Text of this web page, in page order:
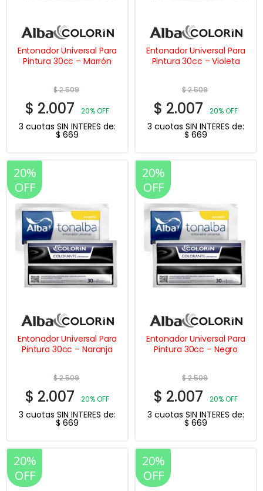
Entonador Universal Para
Pintura 30cc – Marrón
$2.509
$ 2.007 20% OFF
3 cuotas SIN INTERES de:
$ 669
Entonador Universal Para
Pintura 30cc – Violeta
$2.509
$ 2.007 20% OFF
3 cuotas SIN INTERES de:
$ 669
20%
OFF
Entonador Universal Para
Pintura 30cc – Naranja
$2.509
$ 2.007 20% OFF
3 cuotas SIN INTERES de:
$ 669
20%
OFF
Entonador Universal Para
Pintura 30cc – Negro
$2.509
$ 2.007 20% OFF
3 cuotas SIN INTERES de:
$ 669
20%
OFF
20%
OFF